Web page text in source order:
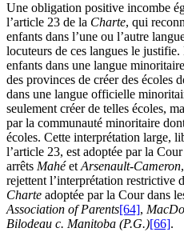
Une obligation positive incombe
l’article 23 de la Charte, qui
enfants dans l’une ou l’autre
locuteurs de ces langues le
enfants dans une langue
des provinces de créer des écoles
dans une langue officielle
seulement créer de telles écoles,
par la communauté minoritaire
écoles. Cette interprétation large,
l’article 23, est adoptée par la
arrêts Mahéet Arsenault-Cameron
rejettent l’interprétation restrictive
Charte adoptée par la Cour dans
Association of Parents[64],
Bilodeau c. Manitoba (P.G.)[66].